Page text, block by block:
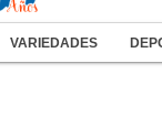
VARIEDADES